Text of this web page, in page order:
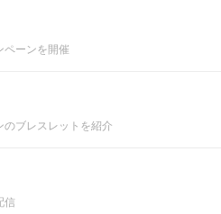
ペーンを開催
ブレスレットを紹介
信